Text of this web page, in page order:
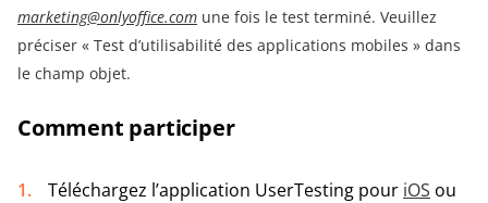
marketing@onlyoffice.com une fois le test terminé. Veuillez
préciser « Test d’utilisabilité des applications mobiles » dans
le champ objet.
Comment participer
Téléchargez l’application UserTesting pour iOS ou